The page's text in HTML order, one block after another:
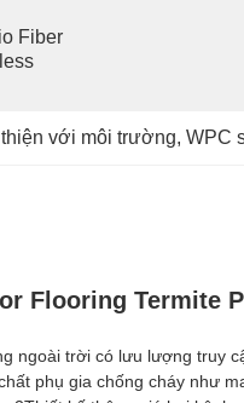
Fiber
với môi trường, WPC
Flooring Termite
ngoài trời có lưu lượng
phụ gia chống cháy như